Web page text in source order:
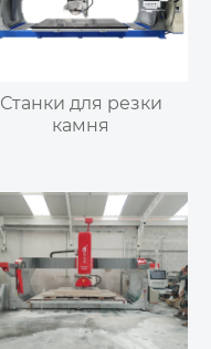
Станки для резки
камня